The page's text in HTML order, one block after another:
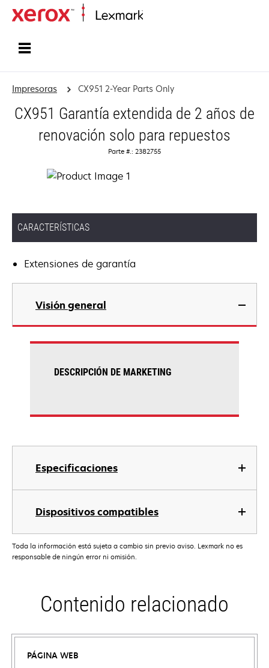
Impresoras CX951 2-Year Parts Only
CX951 Garantía extendida de 2 años de
renovación solo para repuestos
Parte #.: 2382755
CARACTERÍSTICAS
Extensiones de garantía
Visión general
Especificaciones
Dispositivos compatibles
DESCRIPCIÓN DE MARKETING
Toda la información está sujeta a cambio sin previo aviso. Lexmark no es
responsable de ningún error ni omisión.
Contenido relacionado
PÁGINA WEB